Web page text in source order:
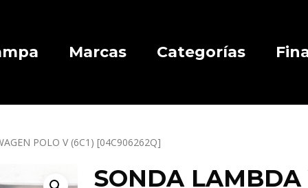
Marcas Categorías
POLO V (6C1) [04C906262Q]
SONDA LAMBDA